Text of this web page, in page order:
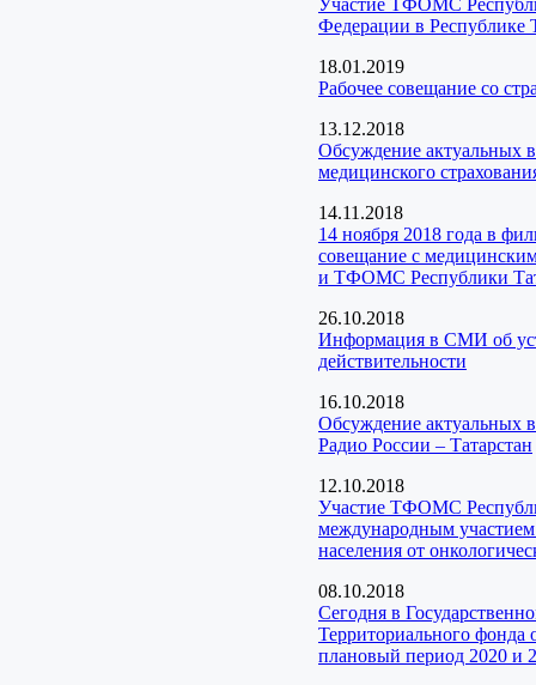
Участие ТФОМС
Федерации в Республике
18.01.2019
Рабочее совещание со
13.12.2018
Обсуждение актуальных
медицинского
14.11.2018
14 ноября 2018 года в
совещание с
и ТФОМС Республики
26.10.2018
Информация в СМИ об
действительности
16.10.2018
Обсуждение актуальных
Радио России – Татарстан
12.10.2018
Участие ТФОМС
международным
населения от
08.10.2018
Сегодня в
Территориального фонда
плановый период 2020 и